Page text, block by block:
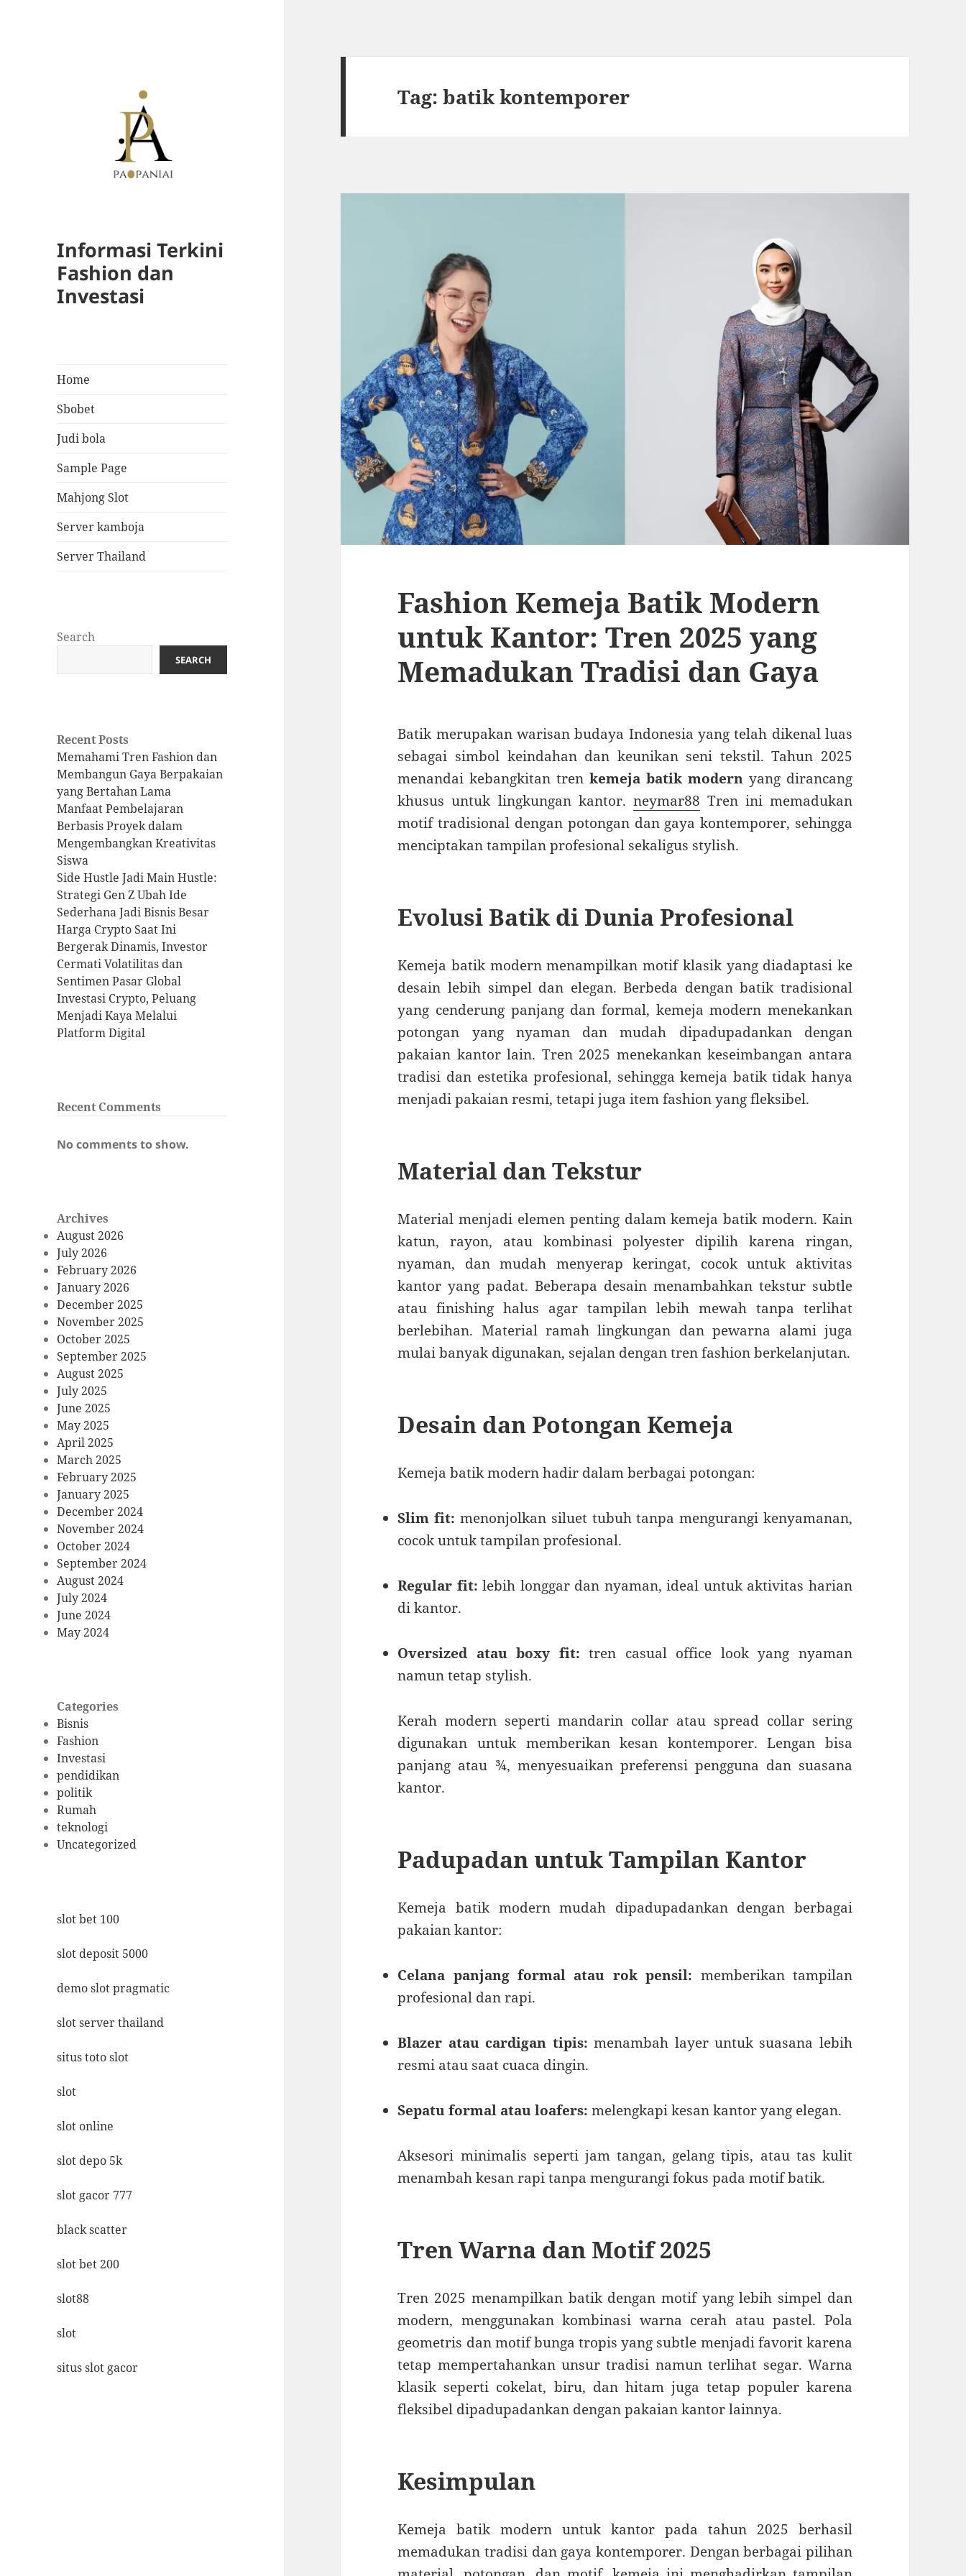
Informasi Terkini
Fashion dan
Investasi
Home
Sbobet
Judi bola
Sample Page
Mahjong Slot
Server kamboja
Server Thailand
Search
SEARCH
Recent Posts
Memahami Tren Fashion dan
Membangun Gaya Berpakaian
yang Bertahan Lama
Manfaat Pembelajaran
Berbasis Proyek dalam
Mengembangkan Kreativitas
Siswa
Side Hustle Jadi Main Hustle:
Strategi Gen Z Ubah Ide
Sederhana Jadi Bisnis Besar
Harga Crypto Saat Ini
Bergerak Dinamis, Investor
Cermati Volatilitas dan
Sentimen Pasar Global
Investasi Crypto, Peluang
Menjadi Kaya Melalui
Platform Digital
Recent Comments
No comments to show.
Archives
August 2026
July 2026
February 2026
January 2026
December 2025
November 2025
October 2025
September 2025
August 2025
July 2025
June 2025
May 2025
April 2025
March 2025
February 2025
January 2025
December 2024
November 2024
October 2024
September 2024
August 2024
July 2024
June 2024
May 2024
Categories
Bisnis
Fashion
Investasi
pendidikan
politik
Rumah
teknologi
Uncategorized
slot bet 100
slot deposit 5000
demo slot pragmatic
slot server thailand
situs toto slot
slot
slot online
slot depo 5k
slot gacor 777
black scatter
slot bet 200
slot88
slot
situs slot gacor
Tag:batik kontemporer
Fashion Kemeja Batik Modern
untuk Kantor: Tren 2025 yang
Memadukan Tradisi dan Gaya
Batik merupakan warisan budaya Indonesia yang telah dikenal luas
sebagai simbol keindahan dan keunikan seni tekstil. Tahun 2025
menandai kebangkitan trenkemeja batik modern yang dirancang
khusus untuk lingkungan kantor. neymar88 Tren ini memadukan
motif tradisional dengan potongan dan gaya kontemporer, sehingga
menciptakan tampilan profesional sekaligus stylish.
Evolusi Batik di Dunia Profesional
Kemeja batik modern menampilkan motif klasik yang diadaptasi ke
desain lebih simpel dan elegan. Berbeda dengan batik tradisional
yang cenderung panjang dan formal, kemeja modern menekankan
potongan yang nyaman dan mudah dipadupadankan dengan
pakaian kantor lain. Tren 2025 menekankan keseimbangan antara
tradisi dan estetika profesional, sehingga kemeja batik tidak hanya
menjadi pakaian resmi, tetapi juga item fashion yang fleksibel.
Material dan Tekstur
Material menjadi elemen penting dalam kemeja batik modern. Kain
katun, rayon, atau kombinasi polyester dipilih karena ringan,
nyaman, dan mudah menyerap keringat, cocok untuk aktivitas
kantor yang padat. Beberapa desain menambahkan tekstur subtle
atau finishing halus agar tampilan lebih mewah tanpa terlihat
berlebihan. Material ramah lingkungan dan pewarna alami juga
mulai banyak digunakan, sejalan dengan tren fashion berkelanjutan.
Desain dan Potongan Kemeja
Kemeja batik modern hadir dalam berbagai potongan:
Slim fit: menonjolkan siluet tubuh tanpa mengurangi kenyamanan,
cocok untuk tampilan profesional.
Regular fit: lebih longgar dan nyaman, ideal untuk aktivitas harian
di kantor.
Oversized atau boxy fit: tren casual office look yang nyaman
namun tetap stylish.
Kerah modern seperti mandarin collar atau spread collar sering
digunakan untuk memberikan kesan kontemporer. Lengan bisa
panjang atau ¾, menyesuaikan preferensi pengguna dan suasana
kantor.
Padupadan untuk Tampilan Kantor
Kemeja batik modern mudah dipadupadankan dengan berbagai
pakaian kantor:
Celana panjang formal atau rok pensil: memberikan tampilan
profesional dan rapi.
Blazer atau cardigan tipis: menambah layer untuk suasana lebih
resmi atau saat cuaca dingin.
Sepatu formal atau loafers: melengkapi kesan kantor yang elegan.
Aksesori minimalis seperti jam tangan, gelang tipis, atau tas kulit
menambah kesan rapi tanpa mengurangi fokus pada motif batik.
Tren Warna dan Motif 2025
Tren 2025 menampilkan batik dengan motif yang lebih simpel dan
modern, menggunakan kombinasi warna cerah atau pastel. Pola
geometris dan motif bunga tropis yang subtle menjadi favorit karena
tetap mempertahankan unsur tradisi namun terlihat segar. Warna
klasik seperti cokelat, biru, dan hitam juga tetap populer karena
fleksibel dipadupadankan dengan pakaian kantor lainnya.
Kesimpulan
Kemeja batik modern untuk kantor pada tahun 2025 berhasil
memadukan tradisi dan gaya kontemporer. Dengan berbagai pilihan